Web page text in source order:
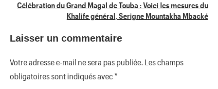
l’article
Célébration du Grand Magal de Touba : Voici les mesures du
Khalife général, Serigne Mountakha Mbacké
Laisser un commentaire
Votre adresse e-mail ne sera pas publiée. Les champs
obligatoires sont indiqués avec*